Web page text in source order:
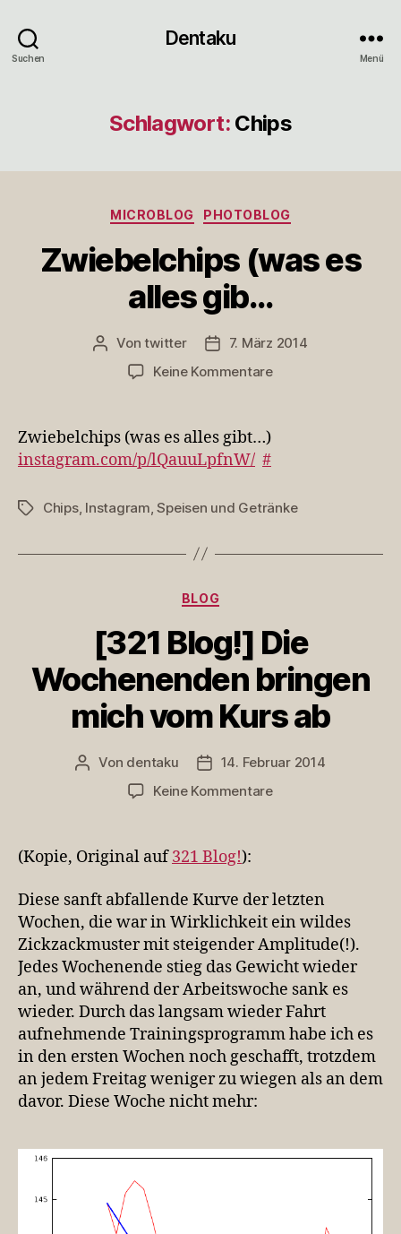
Suchen
Dentaku
Menü
Schlagwort: Chips
Kategorien
MICROBLOG PHOTOBLOG
Zwiebelchips (was es
alles gib…
Beitragsautor
Vontwitter Veröffentlichungsdatum
7. März 2014
Keine Kommentarezu
Zwiebelchips (was es alles gibt…)
instagram.com/p/lQauuLpfnW/ #
Schlagwörter
Chips, Instagram ,Speisen und Getränke
Kategorien
BLOG
[321 Blog!] Die
Wochenenden bringen
mich vom Kurs ab
Beitragsautor
Von dentaku Veröffentlichungsdatum
14. Februar 2014
Keine Kommentarezu
bringen
mich
vom
Kurs
ab
(Kopie, Original auf321 Blog!):
Diese sanft abfallende Kurve der letzten
Wochen, die war in Wirklichkeit ein wildes
Zickzackmuster mit steigender Amplitude(!).
Jedes Wochenende stieg das Gewicht wieder
an, und während der Arbeitswoche sank es
wieder. Durch das langsam wieder Fahrt
aufnehmende Trainingsprogramm habe ich es
in den ersten Wochen noch geschafft, trotzdem
an jedem Freitag weniger zu wiegen als an dem
davor. Diese Woche nicht mehr: